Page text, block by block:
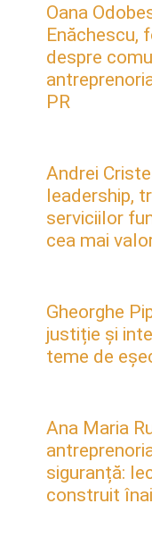
Oana
Enăchescu,
despre
PR
Andrei
leadership,
serviciilor
cea mai
Gheorghe
justiție și
teme de
Ana Maria
siguranță:
construit